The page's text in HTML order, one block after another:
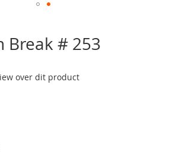
Break # 253
over dit product